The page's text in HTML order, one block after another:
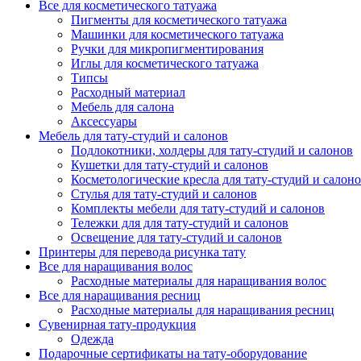
Все для косметического татуажа
Пигменты для косметического татуажа
Машинки для косметического татуажа
Ручки для микропигментирования
Иглы для косметического татуажа
Типсы
Расходный материал
Мебель для салона
Аксессуары
Мебель для тату-студий и салонов
Подлокотники, холдеры для тату-студий и салонов
Кушетки для тату-студий и салонов
Косметологические кресла для тату-студий и
Стулья для тату-студий и салонов
Комплекты мебели для тату-студий и салонов
Тележки для для тату-студий и салонов
Освещение для тату-студий и салонов
Принтеры для перевода рисунка тату
Все для наращивания волос
Расходные материалы для наращивания волос
Все для наращивания ресниц
Расходные материалы для наращивания ресниц
Сувенирная тату-продукция
Одежда
Подарочные сертификаты на тату-оборудование